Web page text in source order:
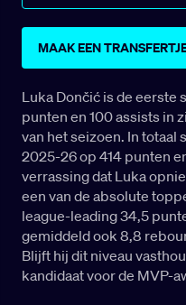
MAAK EEN
Luka Dončić is de
punten en 100 assists in
van het seizoen. In totaal
2025-26 op 414 punten
verrassing dat Luka
een van de absolute
league-leading 34,5
gemiddeld ook 8,8
Blijft hij dit niveau
kandidaat voor de MVP-